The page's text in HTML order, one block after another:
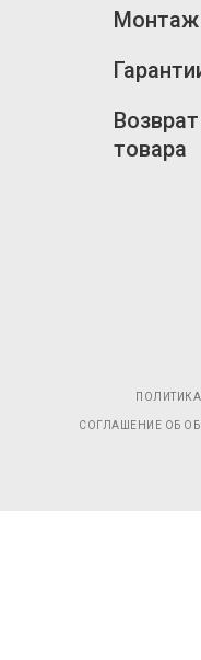
Монтаж
Возврат
товара
СОГЛАШЕНИЕ ОБ